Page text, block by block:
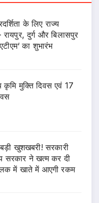
के लिए राज्य
दुर्ग और बिलासपुर
का शुभारंभ
कृमि मुक्ति दिवस एवं 17
खुशखबरी! सरकारी
सरकार ने खत्म कर दी
में खाते में आएगी रकम